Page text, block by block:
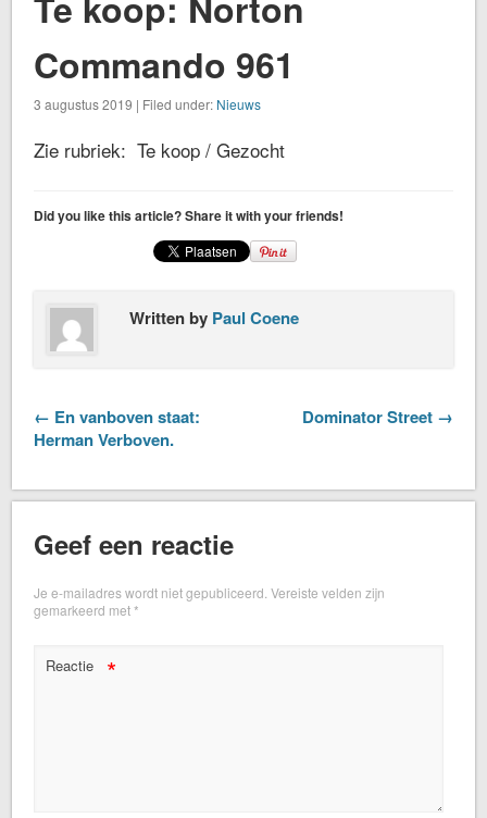
Commando 961
3 augustus 2019 | Filed under: Nieuws
Zie rubriek: Te koop / Gezocht
Did you like this article? Share it with your friends!
Written by Paul Coene
← En vanboven staat:
Herman Verboven.
Dominator Street →
Geef een reactie
Je e-mailadres wordt niet gepubliceerd. Vereiste velden zijn
gemarkeerd met*
Reactie *